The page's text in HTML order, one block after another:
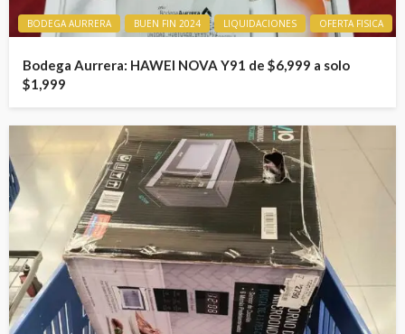
BODEGA AURRERA BUEN FIN 2024 LIQUIDACIONES OFERTA FISICA
Bodega Aurrera: HAWEI NOVA Y91 de $6,999 a solo
$1,999